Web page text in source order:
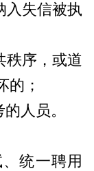
入失信被执
秩序，或道
的；
人员。
统一聘用